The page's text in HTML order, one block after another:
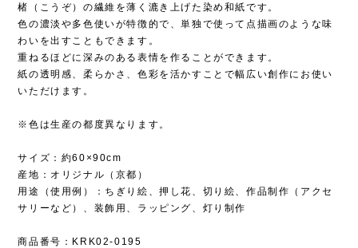
楮（こうぞ）の繊維を薄く漉き上げた染め和紙です。
色の濃淡や多色使いが特徴的で、単独で使って点描画のような味
わいを出すこともできます。
重ねるほどに深みのある表情を作ることができます。
紙の透明感、柔らかさ、色彩を活かすことで幅広い創作にお使い
いただけます。
※色は生産の都度異なります。
サイズ：約60×90cm
産地：オリジナル（京都）
用途（使用例）：ちぎり絵、押し花、切り絵、作品制作（アクセ
サリーなど）、装飾用、ラッピング、灯り制作
商品番号：KRK02-0195